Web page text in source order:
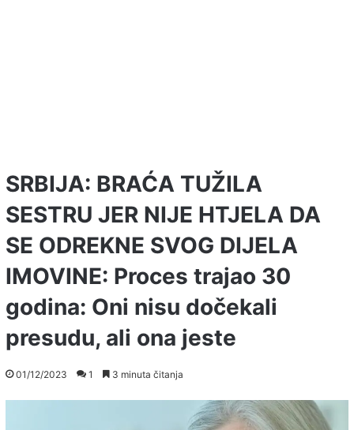
SRBIJA: BRAĆA TUŽILA
SESTRU JER NIJE HTJELA DA
SE ODREKNE SVOG DIJELA
IMOVINE: Proces trajao 30
godina: Oni nisu dočekali
presudu, ali ona jeste
01/12/2023 1 3 minuta čitanja